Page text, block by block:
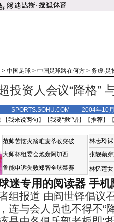
> 中国足球 > 中国足球路在何方 > 务虚·足
投资人会议“降格”
SPORTS.SOHU.COM 2004年10
【我来说两句 】【我要“揪”错】【推荐】
范帅苦恼火箭唯麦蒂敢突破
大师杯组委会炮轰阿加西
鲁能申诉失败郑智全球禁赛
林志玲
张靓颖
林忆莲
迷专用的阅读器 手机
报道 由阎世铎倡议
连与会人员也不得不“